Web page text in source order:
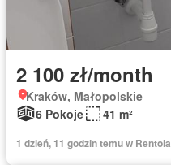
2 100 zł/month
Kraków, Małopolskie
6 Pokoje
41 m²
1 dzień, 11 godzin temu w Rentola